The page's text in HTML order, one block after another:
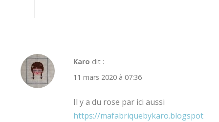
Karo dit :
11 mars 2020 à 07:36
Il y a du rose par ici aussi
https://mafabriquebykaro.blogspot